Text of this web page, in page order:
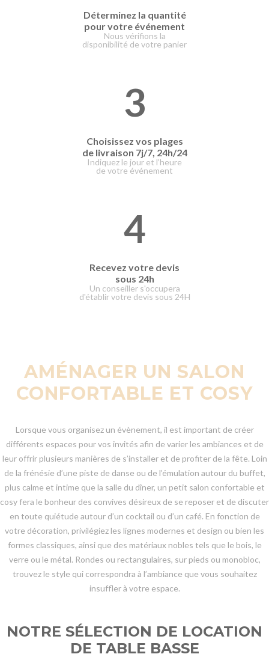
Déterminez la quantité
pour votre événement
Nous vérifions la
disponibilité de votre panier
3
Choisissez vos plages
de livraison 7j/7, 24h/24
Indiquez le jour et l’heure
de votre événement
4
Recevez votre devis
sous 24h
Un conseiller s'occupera
d'établir votre devis sous 24H
AMÉNAGER UN SALON
CONFORTABLE ET COSY
Lorsque vous organisez un évènement, il est important de créer
différents espaces pour vos invités afin de varier les ambiances et de
leur offrir plusieurs manières de s’installer et de profiter de la fête. Loin
de la frénésie d’une piste de danse ou de l’émulation autour du buffet,
plus calme et intime que la salle du dîner, un petit salon confortable et
cosy fera le bonheur des convives désireux de se reposer et de discuter
en toute quiétude autour d’un cocktail ou d’un café. En fonction de
votre décoration, privilégiez les lignes modernes et design ou bien les
formes classiques, ainsi que des matériaux nobles tels que le bois, le
verre ou le métal. Rondes ou rectangulaires, sur pieds ou monobloc,
trouvez le style qui correspondra à l’ambiance que vous souhaitez
insuffler à votre espace.
NOTRE SÉLECTION DE LOCATION
DE TABLE BASSE